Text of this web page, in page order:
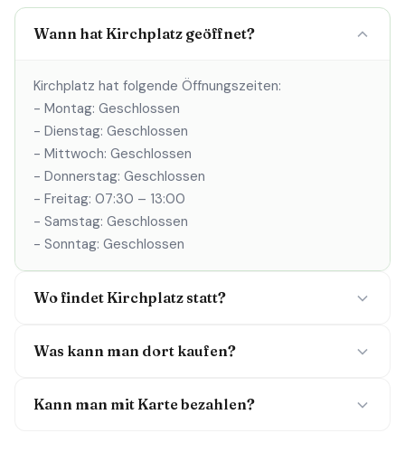
Wann hat Kirchplatz geöffnet?
Kirchplatz hat folgende Öffnungszeiten:
- Montag: Geschlossen
- Dienstag: Geschlossen
- Mittwoch: Geschlossen
- Donnerstag: Geschlossen
- Freitag: 07:30 – 13:00
- Samstag: Geschlossen
- Sonntag: Geschlossen
Wo findet Kirchplatz statt?
Was kann man dort kaufen?
Kann man mit Karte bezahlen?